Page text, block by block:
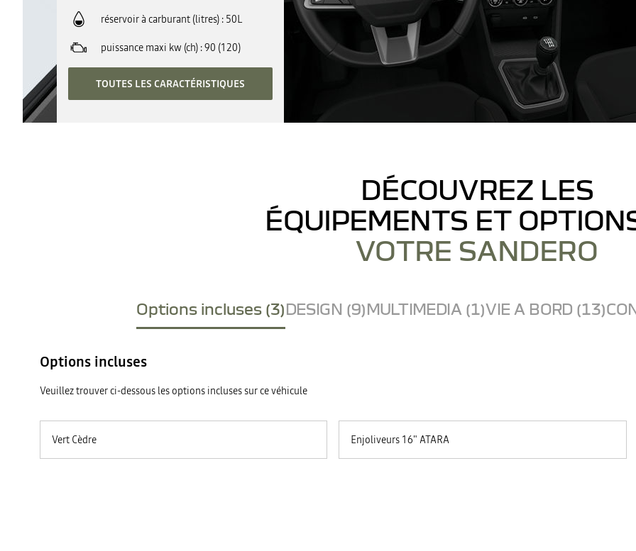
réservoir à carburant (litres) 50L
puissance maxi kw (ch) 90 (120)
TOUTES LES CARACTÉRISTIQUES
DÉCOUVREZ LES
ÉQUIPEMENTS ET
VOTRE SANDERO
Options incluses (3)DESIGN (9)MULTIMEDIA (1)VIE A BORD (13)
Options incluses
Veuillez trouver ci-dessous les options incluses sur ce véhicule
Vert Cèdre Enjoliveurs 16" ATARA